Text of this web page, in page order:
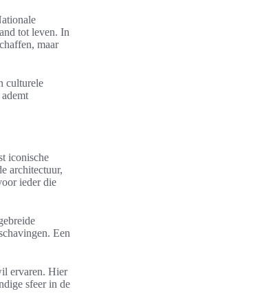
tot leven. In
maar
culturele
iconische
architectuur,
ieder die
Een
ervaren. Hier
sfeer in de